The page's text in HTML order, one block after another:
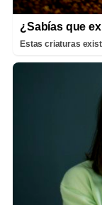
¿Sabías que
Estas criaturas